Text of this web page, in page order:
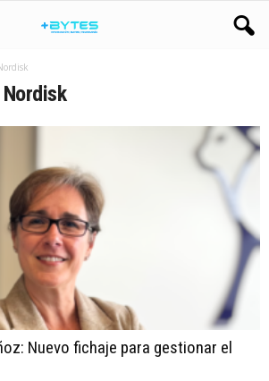
Nuevo fichaje para gestionar el